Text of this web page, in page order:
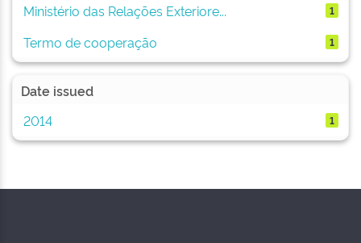
Ministério das Relações Exteriore... 1
Termo de cooperação 1
Date issued
2014
1